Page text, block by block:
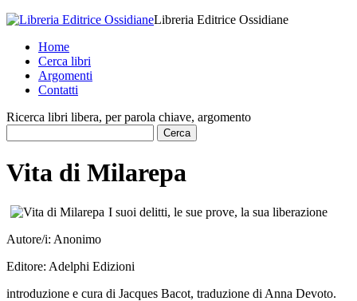
Libreria Editrice Ossidiane
Home
Cerca libri
Argomenti
Contatti
Ricerca libri libera, per parola chiave, argomento
Vita di Milarepa
I suoi delitti, le sue prove, la sua liberazione
Autore/i: Anonimo
Editore: Adelphi Edizioni
introduzione e cura di Jacques Bacot, traduzione di Anna Devoto.